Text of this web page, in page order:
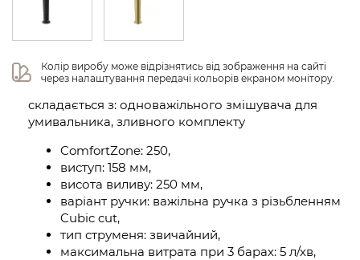
Колір виробу може відрізнятись від зображення на сайті
через налаштування передачі кольорів екраном монітору.
складається з: одноважільного змішувача для
умивальника, зливного комплекту
ComfortZone: 250,
виступ: 158 мм,
висота виливу: 250 мм,
варіант ручки: важільна ручка з різьбленням
Cubic cut,
тип струменя: звичайний,
максимальна витрата при 3 барах: 5 л/хв,